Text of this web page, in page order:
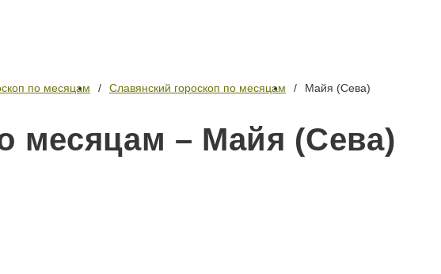
по месяцам Славянский гороскоп по месяцам Майя (Сева)
месяцам – Майя (Сева)